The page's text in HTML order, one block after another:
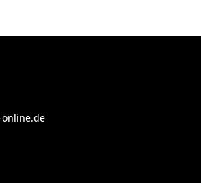
online.de